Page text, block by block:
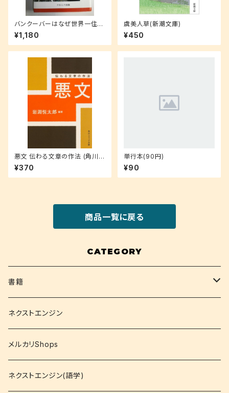
バンクーバーはなぜ世界一住み
やすい都市なのか (叢書・地球
発見)
¥1,180
虞美人草(新潮文庫)
¥450
悪文 伝わる文章の作法 (角川ソ
フィア文庫)
¥370
単行本(90円)
¥90
商品一覧に戻る
CATEGORY
書籍
関西大学テキスト
就活
資格
ネクストエンジン
メルカリShops
ネクストエンジン(語学)